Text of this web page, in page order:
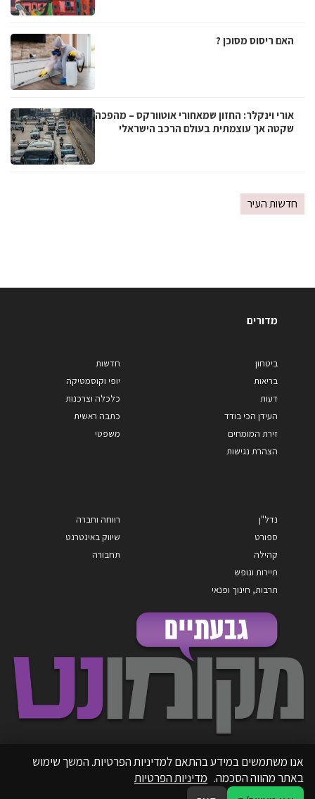
האם ריסוס מסוכן ?
אורי וינקלר: החזון שמאחורי אוטוורקס – מהפכה
שקטה אך עוצמתית בעולם הרכב הישראלי
חדשות העיר
מדורים
ביטחון
בריאות
דעות
העידן הכי בודד
זירת המומחים
הצהרת נגישות
חדשות
יופי וקוסמטיקה
כלכלה וצרכנות
כתבה ראשית
משפטי
נדל"ן
ספורט
קהילה
תיירות ונופש
תרבות, חינוך ופנאי
רווחה וחברה
שיווק באינטרנט
תחבורה
אנו משתמשים במידע בהתאם למדיניות הפרטיות. המשך שימוש
באתר מהווה הסכמה. מדיניות הפרטיות